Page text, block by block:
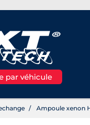
par véhicule
Ampoule xenon